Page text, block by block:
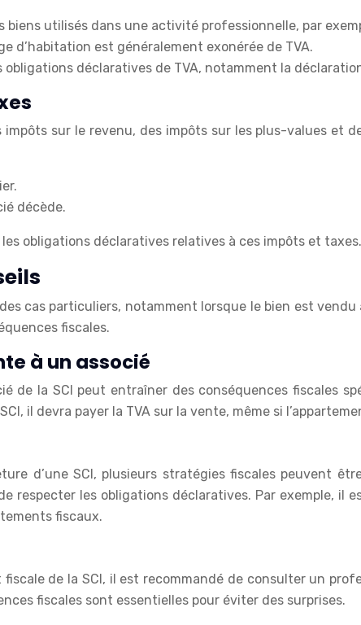
biens utilisés dans une activité professionnelle, par
d’habitation est généralement exonérée de TVA.
obligations déclaratives de TVA, notamment la
sur le revenu, des impôts sur les plus-values et
décède.
obligations déclaratives relatives à ces impôts et taxes.
cas particuliers, notamment lorsque le bien est
fiscales.
à un associé
de la SCI peut entraîner des conséquences fiscales
il devra payer la TVA sur la vente, même si
d’une SCI, plusieurs stratégies fiscales peuvent
respecter les obligations déclaratives. Par exemple, il
fiscaux.
de la SCI, il est recommandé de consulter un
fiscales sont essentielles pour éviter des surprises.